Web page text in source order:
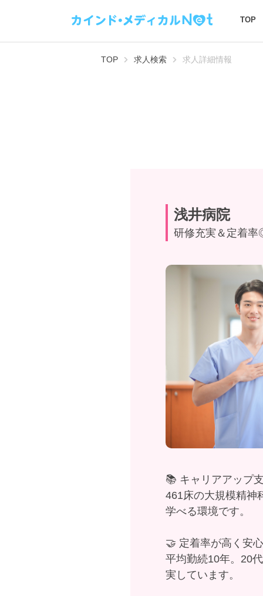
TOP
TOP 求人検索 求人詳細情報
浅井病院
研修充実＆定着
📚 キャリアアップ
461床の大規模精神
学べる環境です。
🤝 定着率が高く安
平均勤続10年。20
実しています。